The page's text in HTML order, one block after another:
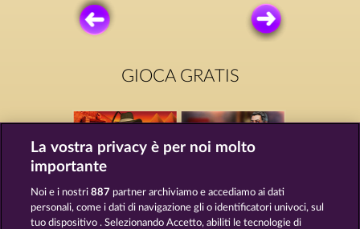
GIOCA GRATIS
La vostra privacy è per noi molto
importante
Noi e i nostri887 partner archiviamo e accediamo ai dati
personali, come i dati di navigazione gli o identificatori univoci, sul
tuo dispositivo . Selezionando Accetto, abiliti le tecnologie di